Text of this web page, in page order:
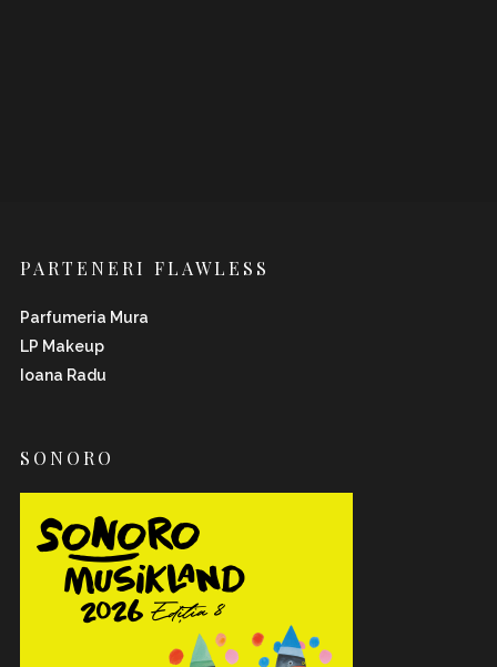
PARTENERI FLAWLESS
Parfumeria Mura
LP Makeup
Ioana Radu
SONORO